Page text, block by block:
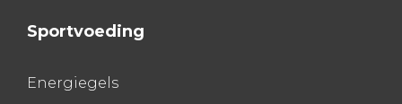
Sportvoeding
Energiegels